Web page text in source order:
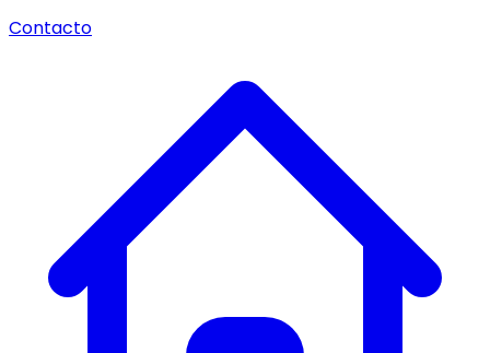
Contacto